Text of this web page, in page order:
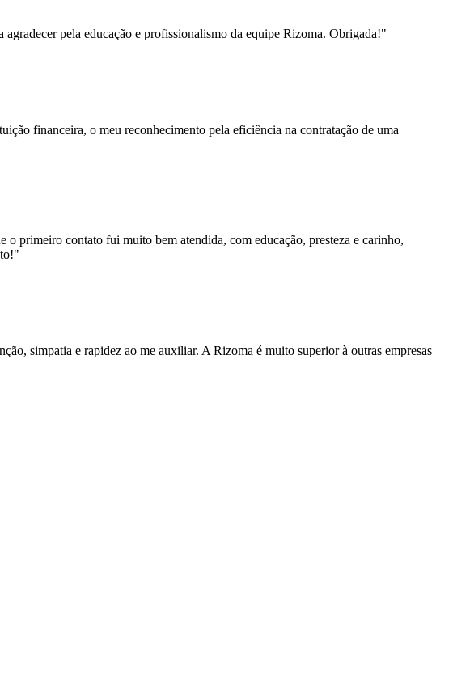
pela educação e profissionalismo da equipe Rizoma. Obrigada!"
financeira, o meu reconhecimento pela eficiência na contratação de uma
primeiro contato fui muito bem atendida, com educação, presteza e carinho,
simpatia e rapidez ao me auxiliar. A Rizoma é muito superior à outras empresas